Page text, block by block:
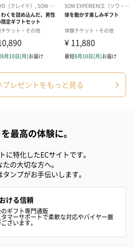
レゼントをもっと見る
最高の体験に。
に特化したECサイトです。
たの大切な方へ。
ンプがお手伝いします。
ける信頼
ギフト専門通販
マーサポートで柔軟な対応やバイヤー厳
ざいます。